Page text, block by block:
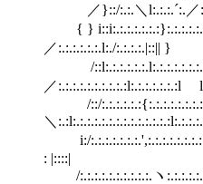
／}::/:.:.＼l:.:.:.´:.／:.:.:
{ } i::i:.:.:.:.:.:.:}:.:.:.:.:.:
／:.:.:.:.:.:.l:./:.:.:.:.|::|| }
ゝ/
／:.:.:.:.:.:.:.:.:.:l:.:.:.:.:.:.:lゝ l
/::/
＼
i:/
: |::::|
/:.:.:.:.:.:.:.:.:.:.ヽ